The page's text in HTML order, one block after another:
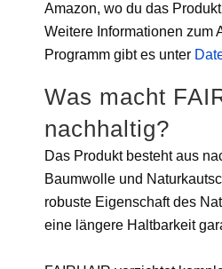
Amazon, wo du das
Weitere Informationen zum
Programm gibt es unter
Was macht
nachhaltig?
Das Produkt besteht aus
Baumwolle und
robuste Eigenschaft des
eine längere Haltbarkeit